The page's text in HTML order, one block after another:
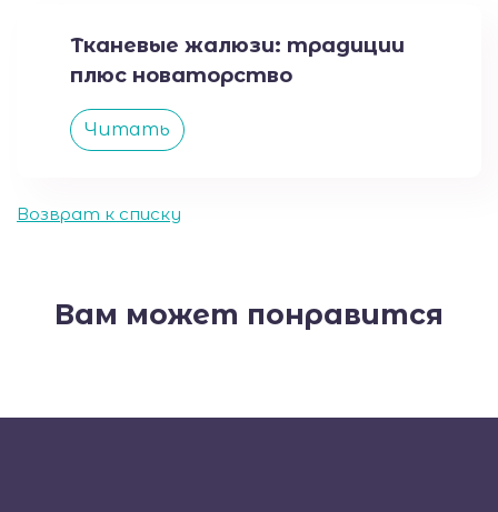
Тканевые жалюзи: традиции
плюс новаторство
Читать
Возврат к списку
Вам может понравится